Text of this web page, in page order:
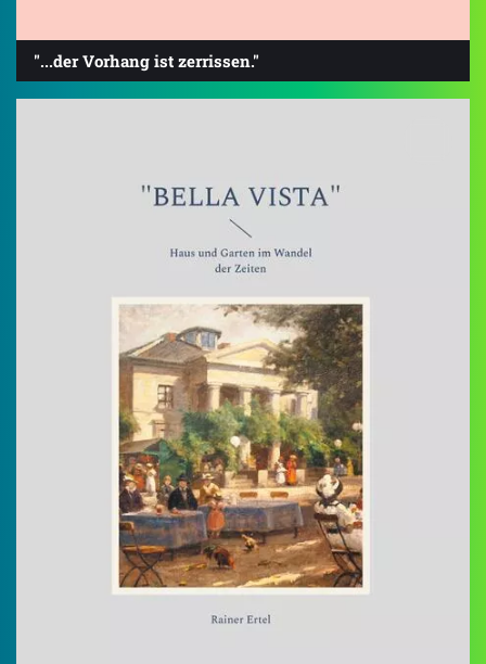
"...der Vorhang ist zerrissen."